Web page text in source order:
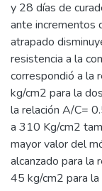
y 28 días de
ante incrementos
atrapado
resistencia a la
correspondió a la
kg/cm2 para la
la relación A/C=
a 310 Kg/cm2
mayor valor del
alcanzado para la
45 kg/cm2 para